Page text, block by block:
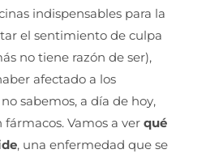
indispensables para la
el sentimiento de culpa
no tiene razón de ser),
afectado a los
sabemos, a día de hoy,
Vamos a ver qué
, una enfermedad que se